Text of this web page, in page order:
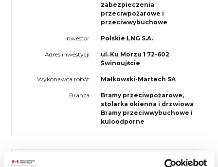
zabezpieczenia
przeciwpożarowe i
przeciwwybuchowe
Inwestor Polskie LNG S.A.
Adres inwestycji
ul. Ku Morzu 1 72-602
Świnoujście
Wykonawca robót Małkowski-Martech SA
Branża
Bramy przeciwpożarowe,
stolarka okienna i drzwiowa
Bramy przeciwwybuchowe i
kuloodporne
Przy projektowaniu brano pod uwagę: